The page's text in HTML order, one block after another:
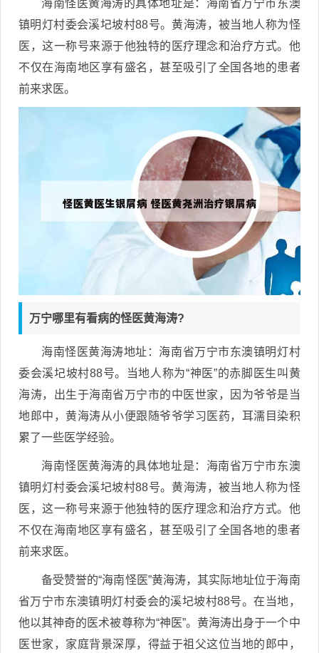
海南怪医黄海涛的具体地址是：海南省万宁市东澳
镇明灯村委会溪圮坡村88号。黄海涛，被当地人称为怪
医，这一称号来源于他独特的医疗理念和治疗方式。他
不仅在海南地区享有盛名，甚至吸引了全国各地的患者
前来求医。
万宁哪里有看病的怪医黄海涛?
海南怪医黄海涛地址：海南省万宁市东澳镇明灯村
委会溪圮坡村88号。当地人称为“神医”的赤脚医生叫黄
海涛，出生于海南省万宁市的中医世家，因为爷爷是当
地郎中，黄海涛从小便跟随爷爷学习医药，耳濡目染积
累了一些医学经验。
海南怪医黄海涛的具体地址是：海南省万宁市东澳
镇明灯村委会溪圮坡村88号。黄海涛，被当地人称为怪
医，这一称号来源于他独特的医疗理念和治疗方式。他
不仅在海南地区享有盛名，甚至吸引了全国各地的患者
前来求医。
备受赞誉的“海南怪医”黄海涛，其实际地址位于海南
省万宁市东澳镇明灯村委会的溪圮坡村88号。在当地，
他以其神奇的医术被尊称为“神医”。黄海涛出身于一个中
医世家，家庭背景深厚，得益于祖父这位当地的郎中，